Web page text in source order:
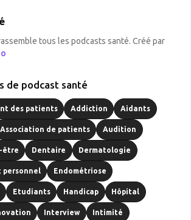
tous les podcasts santé. Créé par
de podcast santé
des patients Addiction Aidants
Association de patients Audition
être Dentaire Dermatologie
Endométriose
Etudiants Handicap Hôpital
Interview Intimité